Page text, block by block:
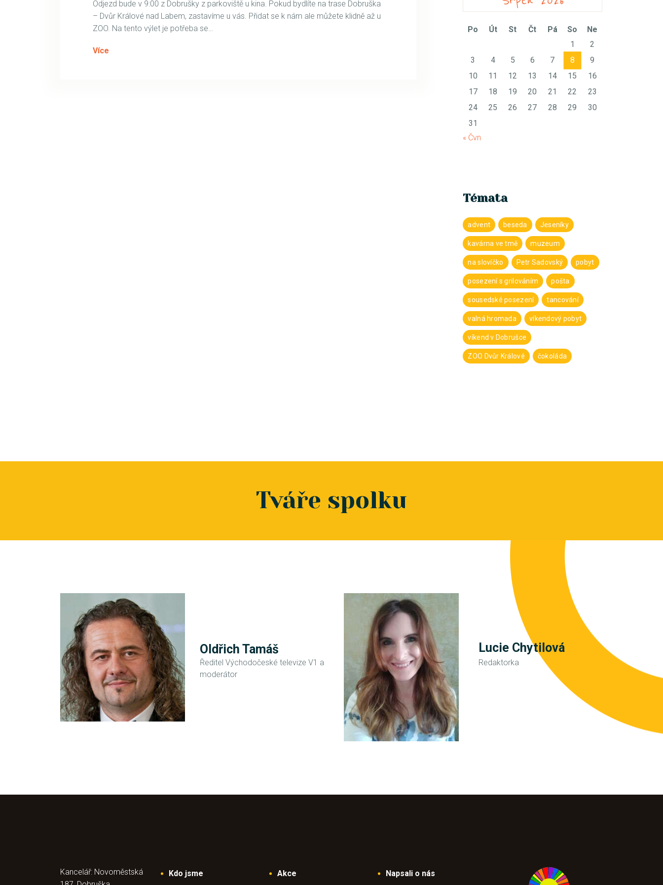
Odjezd bude v 9:00 z Dobrušky z parkoviště u kina. Pokud bydlíte na trase Dobruška
– Dvůr Králové nad Labem, zastavíme u vás. Přidat se k nám ale můžete klidně až u
ZOO. Na tento výlet je potřeba se…
Více
Po Út St Čt Pá So
Ne
1
2
3
4 5 6 7 8
9
10
11 12 13 14 15
16
17
18 19 20 21 22
23
24
25 26 27 28 29
30
31
« Čvn
Témata
advent beseda Jeseníky
kavárna ve tmě muzeum
na slovíčko Petr Sadovský pobyt
posezení s grilováním pošta
sousedské posezení tancování
valná hromada víkendový pobyt
víkend v Dobrušce
ZOO Dvůr Králové čokoláda
Tváře spolku
Oldřich Tamáš
Ředitel Východočeské televize V1 a
moderátor
Lucie Chytilová
Redaktorka
Kancelář: Novoměstská
Kdo jsme Akce Napsali o nás